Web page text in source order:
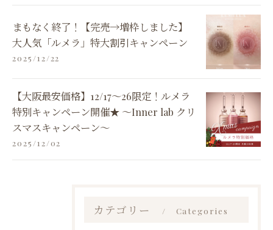
まもなく終了！【完売→増枠しました】
大人気「ルメラ」特大割引キャンペーン
2025/12/22
【大阪最安価格】12/17～26限定！ルメラ
特別キャンペーン開催★ 〜Inner lab クリ
スマスキャンペーン〜
2025/12/02
カテゴリー Categories